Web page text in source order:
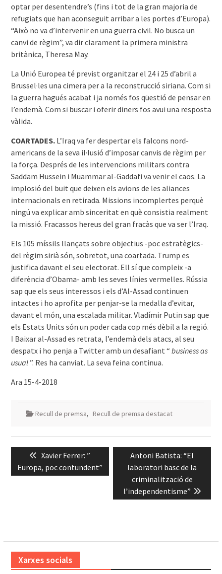
optar per desentendre’s (fins i tot de la gran majoria de
refugiats que han aconseguit arribar a les portes d’Europa).
“Això no va d’intervenir en una guerra civil. No busca un
canvi de règim”, va dir clarament la primera ministra
britànica, Theresa May.
La Unió Europea té previst organitzar el 24 i 25 d’abril a
Brussel·les una cimera per a la reconstrucció siriana. Com si
la guerra hagués acabat i ja només fos qüestió de pensar en
l’endemà. Com si buscar i oferir diners fos avui una resposta
vàlida.
COARTADES.L’Iraq va fer despertar els falcons nord-
americans de la seva il·lusió d’imposar canvis de règim per
la força. Després de les intervencions militars contra
Saddam Hussein i Muammar al-Gaddafi va venir el caos. La
implosió del buit que deixen els avions de les aliances
internacionals en retirada. Missions incomplertes perquè
ningú va explicar amb sinceritat en què consistia realment
la missió. Fracassos hereus del gran fracàs que va ser l’Iraq.
Els 105 míssils llançats sobre objectius -poc estratègics-
del règim sirià són, sobretot, una coartada. Trump es
justifica davant el seu electorat. Ell sí que compleix -a
diferència d’Obama- amb les seves línies vermelles. Rússia
sap que els seus interessos i els d’Al-Assad continuen
intactes i ho aprofita per penjar-se la medalla d’evitar,
davant el món, una escalada militar. Vladímir Putin sap que
els Estats Units són un poder cada cop més dèbil a la regió.
I Baixar al-Assad es retrata, l’endemà dels atacs, al seu
despatx i ho penja a Twitter amb un desafiant “ business as
usual”. Res ha canviat. La seva feina continua.
Ara 15-4-2018
Recull de premsa, Recull de premsa destacat
d'entradesPrevious
post:
Xavier Ferrer: ”
Europa, poc contundent”
Next
post:
Antoni Batista: “El
laboratori basc de la
criminalització de
l’independentisme”
Xarxes socials